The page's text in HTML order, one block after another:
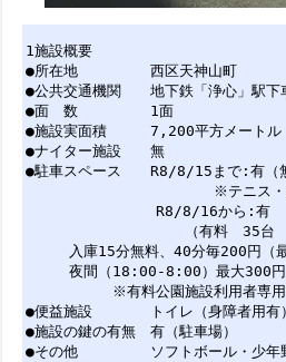
1施設
●所在地 西
●公共交通機関 地下鉄「
●面
●施設実面積
●ナイター
●駐車スペース R8/8/15
※テニス・陸上
R8/8/16
（有料 35台 うち
入庫15分無料、40分毎
夜間（18:00-8:00）最大
※有料公園施設利用者
●便益施設 トイレ
●施設の鍵の有無
●その他 ソフトボール・少年野